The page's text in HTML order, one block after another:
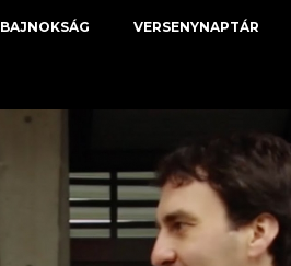
BAJNOKSÁG VERSENYNAPTÁR